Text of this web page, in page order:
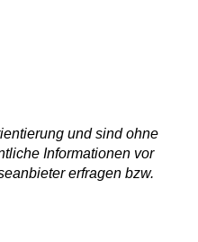
Informationen vor
erfragen bzw.